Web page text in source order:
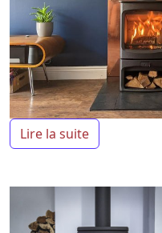
Lire la suite